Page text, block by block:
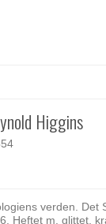
Higgins
verden. Det
Heftet m. glittet,